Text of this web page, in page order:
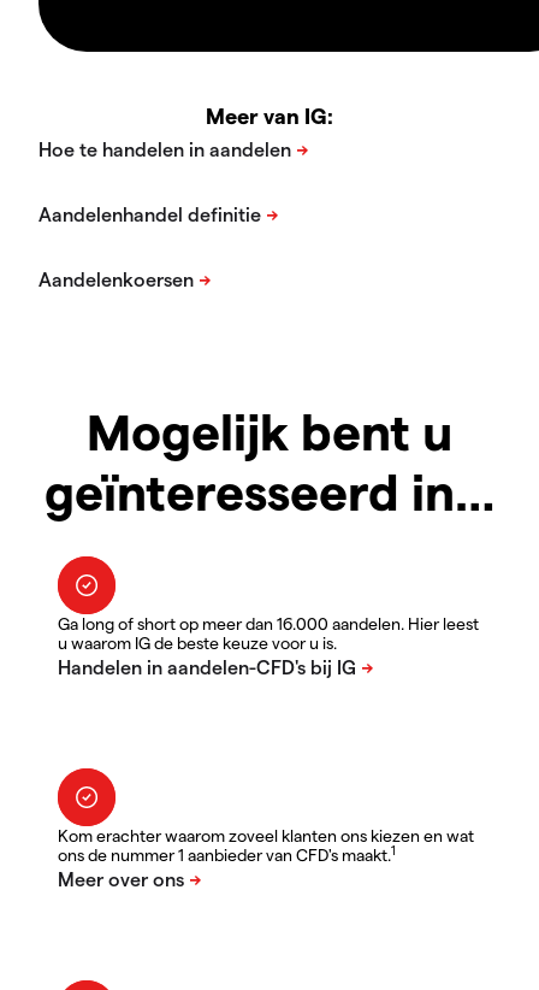
Meer van IG:
Mogelijk bent u
geïnteresseerd in…
Ga long of short op meer dan 16.000 aandelen. Hier leest
u waarom IG de beste keuze voor u is.
Kom erachter waarom zoveel klanten ons kiezen en wat
ons de nummer 1 aanbieder van CFD's maakt.1